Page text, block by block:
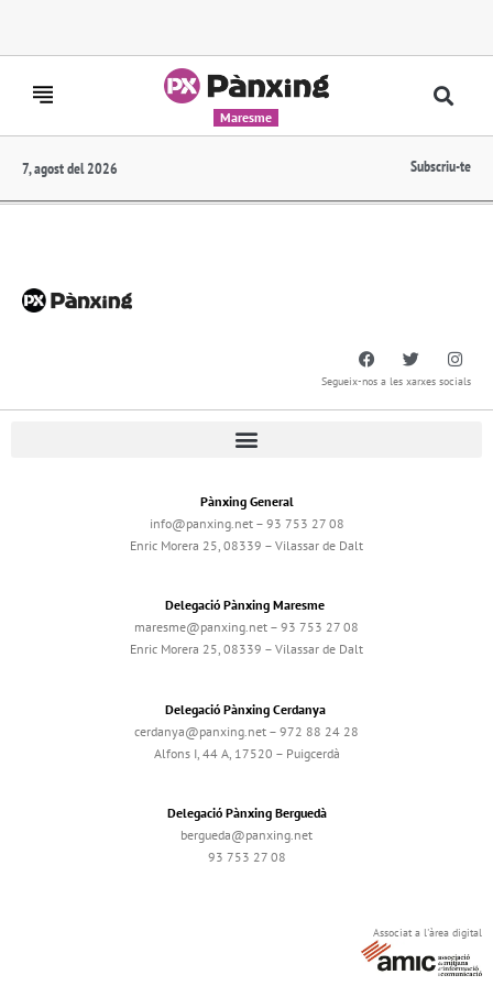
Maresme
7, agost del 2026 Subscriu-te
Segueix-nos a les xarxes socials
Pànxing General
info@panxing.net – 93 753 27 08
Enric Morera 25, 08339 – Vilassar de Dalt
Delegació Pànxing Maresme
maresme@panxing.net – 93 753 27 08
Enric Morera 25, 08339 – Vilassar de Dalt
Delegació Pànxing Cerdanya
cerdanya@panxing.net – 972 88 24 28
Alfons I, 44 A, 17520 – Puigcerdà
Delegació Pànxing Berguedà
bergueda@panxing.net
93 753 27 08
Associat a l'àrea digital